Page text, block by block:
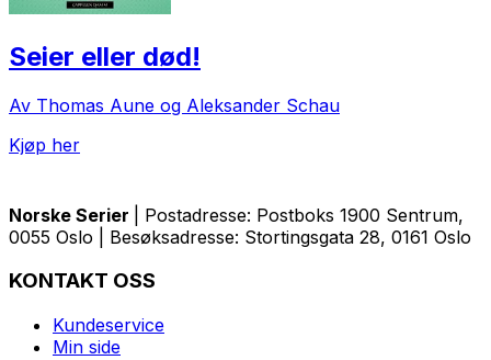
Seier eller død!
Av Thomas Aune og Aleksander Schau
Kjøp her
Norske Serier
| Postadresse: Postboks 1900 Sentrum,
0055 Oslo | Besøksadresse: Stortingsgata 28, 0161 Oslo
KONTAKT OSS
Kundeservice
Min side